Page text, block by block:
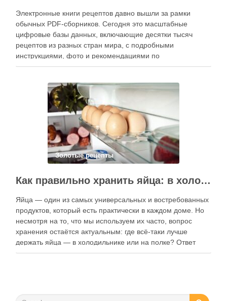
Электронные книги рецептов давно вышли за рамки
обычных PDF-сборников. Сегодня это масштабные
цифровые базы данных, включающие десятки тысяч
рецептов из разных стран мира, с подробными
инструкциями, фото и рекомендациями по
приготовлению. В отличие от печатных изданий,
контент, расширять коллекции блюд и добавлять новые
функции. Ниже …
Золотые рецепты
Как правильно хранить яйца: в холодильнике или на полке?
Яйца — один из самых универсальных и востребованных
продуктов, который есть практически в каждом доме. Но
несмотря на то, что мы используем их часто, вопрос
хранения остаётся актуальным: где всё-таки лучше
держать яйца — в холодильнике или на полке? Ответ
зависит от нескольких факторов, включая температуру